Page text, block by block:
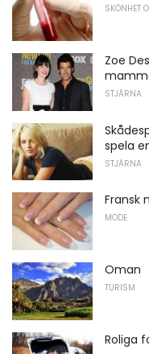
SKÖNHET
Zoe
STJÄRNA
spela
STJÄRNA
Fransk
MODE
Oman
TURISM
Roliga